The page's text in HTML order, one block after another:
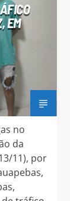
EM
no
da
11), por